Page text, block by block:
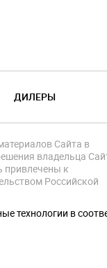
ДИЛЕРЫ
Сайта в
владельца
привлечены к
Российской
технологии в